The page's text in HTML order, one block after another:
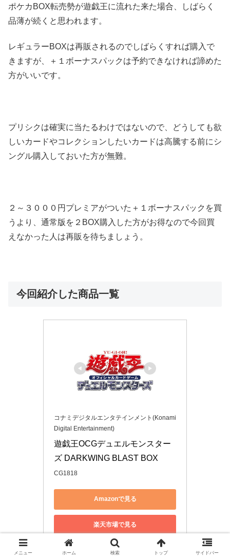
ポケカBOX転売勢が遊戯王に流れた来た場合、しばらく
品薄が続くと思われます。
レギュラーBOXは再販されるのでしばらくすれば購入で
きますが、＋１ボーナスパックは予約できなければ諦めた
方がいいです。
プリシクは確実に当たるわけではないので、どうしても欲
しいカードやコレクションしたいカードは高騰する前にシ
ングル購入しておいた方が無難。
２～３０００円プレミアがついた＋１ボーナスパックを買
うより、通常版を２BOX購入した方がお得なので今回買
えなかった人は再販を待ちましょう。
今回紹介した商品一覧
コナミデジタルエンタテインメント(Konami
Digital Entertainment)
遊戯王OCGデュエルモンスター
ズ DARKWING BLAST BOX
CG1818
Amazonで見る
楽天市場で見る
Yahoo!ショッピングで見る
メニュー ホーム 検索 トップ サイドバー